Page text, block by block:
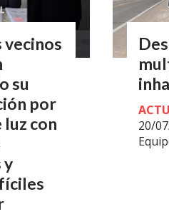
vecinos
su
por
con
y
20/